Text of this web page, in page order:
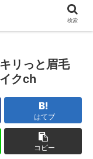
リっと眉毛
クch
はてブ
コピー
検索